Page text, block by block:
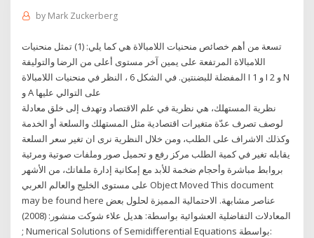
by Mark Zuckerberg
تسعة من أهم خصائص منحنيات اللامبالاة هي كما يلي: (1) تمثل منحنيات
اللامبالاة المرتفعة على يمين آخر مستوى أعلى من الرضا والتوليفة
المفضلة للبضنتين. في الشكل 6 ، النظر في منحنيات اللامبالاة I 1 و I 2 و N
و A على التوالي عليها
نظرية المستهلك، هي نظرية في علم الاقتصاد وتهدف إلى خلق معادلة
لوصف تصرف عدّة متغيرات اقتصادية مثل المستهلك والسلعة أو الخدمة
وكذلك الاشراف على الطلب، ومن خلال النظرية نرى ان تغير سعر السلعة
يقابله تغير في كمية الطلب مركز رفع و تحميل صور وملفات صوتية ومرئية
بروابط مباشرة وأحجام ضخمة للأبد مع إمكانية إدارة ملفاتك، من الأشهر
على مستوى الخليج والعالم العربي Object Moved This document
may be found here عناصر مشابهة. الاحتمالية المميزة لحلول بعض
المعادلات التفاضلية العشوائية بواسطة: هديل علاء شوكت منشور: (2008)
; Numerical Solutions of Semidifferential Equations بواسطة: